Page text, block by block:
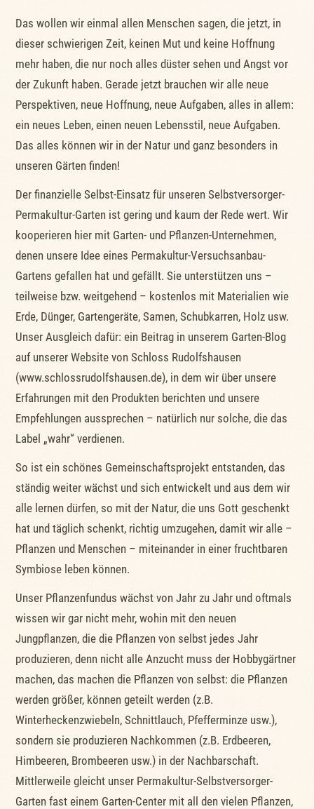
Das wollen wir einmal allen Menschen sagen, die jetzt, in
dieser schwierigen Zeit, keinen Mut und keine Hoffnung
mehr haben, die nur noch alles düster sehen und Angst vor
der Zukunft haben. Gerade jetzt brauchen wir alle neue
Perspektiven, neue Hoffnung, neue Aufgaben, alles in allem:
ein neues Leben, einen neuen Lebensstil, neue Aufgaben.
Das alles können wir in der Natur und ganz besonders in
unseren Gärten finden!
Der finanzielle Selbst-Einsatz für unseren Selbstversorger-
Permakultur-Garten ist gering und kaum der Rede wert. Wir
kooperieren hier mit Garten- und Pflanzen-Unternehmen,
denen unsere Idee eines Permakultur-Versuchsanbau-
Gartens gefallen hat und gefällt. Sie unterstützen uns –
teilweise bzw. weitgehend – kostenlos mit Materialien wie
Erde, Dünger, Gartengeräte, Samen, Schubkarren, Holz usw.
Unser Ausgleich dafür: ein Beitrag in unserem Garten-Blog
auf unserer Website von Schloss Rudolfshausen
(www.schlossrudolfshausen.de), in dem wir über unsere
Erfahrungen mit den Produkten berichten und unsere
Empfehlungen aussprechen – natürlich nur solche, die das
Label „wahr“ verdienen.
So ist ein schönes Gemeinschaftsprojekt entstanden, das
ständig weiter wächst und sich entwickelt und aus dem wir
alle lernen dürfen, so mit der Natur, die uns Gott geschenkt
hat und täglich schenkt, richtig umzugehen, damit wir alle –
Pflanzen und Menschen – miteinander in einer fruchtbaren
Symbiose leben können.
Unser Pflanzenfundus wächst von Jahr zu Jahr und oftmals
wissen wir gar nicht mehr, wohin mit den neuen
Jungpflanzen, die die Pflanzen von selbst jedes Jahr
produzieren, denn nicht alle Anzucht muss der Hobbygärtner
machen, das machen die Pflanzen von selbst: die Pflanzen
werden größer, können geteilt werden (z.B.
Winterheckenzwiebeln, Schnittlauch, Pfefferminze usw.),
sondern sie produzieren Nachkommen (z.B. Erdbeeren,
Himbeeren, Brombeeren usw.) in der Nachbarschaft.
Mittlerweile gleicht unser Permakultur-Selbstversorger-
Garten fast einem Garten-Center mit all den vielen Pflanzen,